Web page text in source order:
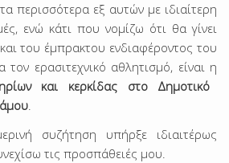
τα περισσότερα εξ αυτών με ιδιαίτερη
ενώ κάτι που νομίζω ότι θα γίνει
του έμπρακτου ενδιαφέροντος του
ερασιτεχνικό αθλητισμό, είναι η
και κερκίδας στο Δημοτικό
.
συζήτηση υπήρξε ιδιαιτέρως
τις προσπάθειές μου.